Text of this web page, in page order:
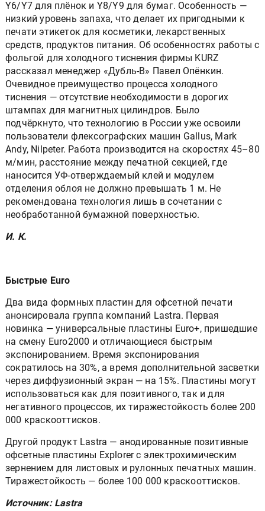
Y6/Y7 для плёнок и Y8/Y9 для бумаг. Особенность —
низкий уровень запаха, что делает их пригодными к
печати этикеток для косметики, лекарственных
средств, продуктов питания. Об особенностях работы с
фольгой для холодного тиснения фирмы KURZ
рассказал менеджер «Дубль-В» Павел Опёнкин.
Очевидное преимущество процесса холодного
тиснения — отсутствие необходимости в дорогих
штампах для магнитных цилиндров. Было
подчёркнуто, что технологию в России уже освоили
пользователи флексографских машин Gallus, Mark
Andy, Nilpeter. Работа производится на скоростях 45–80
м/мин, расстояние между печатной секцией, где
наносится УФ-отверждаемый клей и модулем
отделения облоя не должно превышать 1 м. Не
рекомендована технология лишь в сочетании с
необработанной бумажной поверхностью.
И. К.
Быстрые Euro
Два вида формных пластин для офсетной печати
анонсировала группа компаний Lastra. Первая
новинка — универсальные пластины Euro+, пришедшие
на смену Euro2000 и отличающиеся быстрым
экспонированием. Время экспонирования
сократилось на 30%, а время дополнительной засветки
через диффузионный экран — на 15%. Пластины могут
использоваться как для позитивного, так и для
негативного процессов, их тиражестойкость более 200
000 краскооттисков.
Другой продукт Lastra — анодированные позитивные
офсетные пластины Explorer с электрохимическим
зернением для листовых и рулонных печатных машин.
Тиражестойкость — более 100 000 краскооттисков.
Источник: Lastra